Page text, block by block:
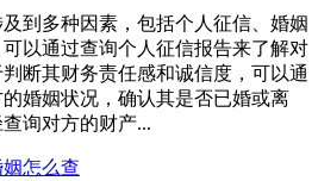
到多种因素，包括个人征信、婚姻
以通过查询个人征信报告来了解对
断其财务责任感和诚信度，可以通
婚姻状况，确认其是否已婚或离
询对方的财产...